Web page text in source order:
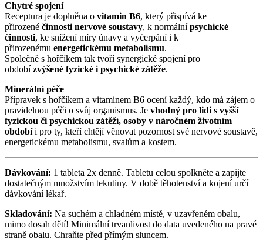
Chytré spojení
Receptura je doplněna o vitamin B6, který přispívá ke
přirozené činnosti nervové soustavy, k normálnípsychické
činnosti, ke snížení míry únavy a vyčerpání i k
přirozenému energetickému metabolismu.
Společně s hořčíkem tak tvoří synergické spojení pro
obdobízvýšené fyzické i psychické zátěže.
Minerální péče
Přípravek s hořčíkem a vitaminem B6 ocení každý, kdo má zájem o
pravidelnou péči o svůj organismus. Je vhodný pro lidis vyšší
fyzickou či psychickou zátěží, osoby v náročném životním
obdobíi pro ty, kteří chtějí věnovat pozornost své nervové soustavě,
energetickému metabolismu, svalům a kostem.
Dávkování: 1 tableta 2x denně. Tabletu celou spolkněte a zapijte
dostatečným množstvím tekutiny. V době těhotenství a kojení určí
dávkování lékař.
Skladování: Na suchém a chladném místě, v uzavřeném obalu,
mimo dosah dětí! Minimální trvanlivost do data uvedeného na pravé
straně obalu. Chraňte před přímým sluncem.